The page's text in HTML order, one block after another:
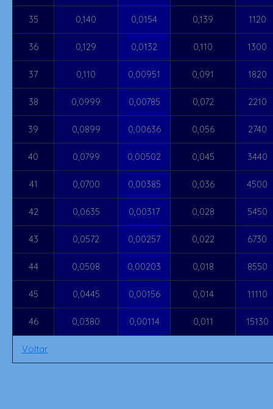
35 0,140 0,0154 0,139 1120
36 0,129 0,0132 0,110 1300
37 0,110 0,00951 0,091 1820
38 0,0999 0,00785 0,072 2210
39 0,0899 0,00636 0,056 2740
40 0,0799 0,00502 0,045 3440
41 0,0700 0,00385 0,036 4500
42 0,0635 0,00317 0,028 5450
43 0,0572 0,00257 0,022 6730
44 0,0508 0,00203 0,018 8550
45 0,0445 0,00156 0,014 11110
46 0,0380 0,00114 0,011 15130
Voltar